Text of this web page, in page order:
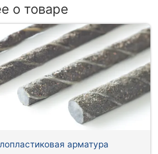
о товаре
арматура